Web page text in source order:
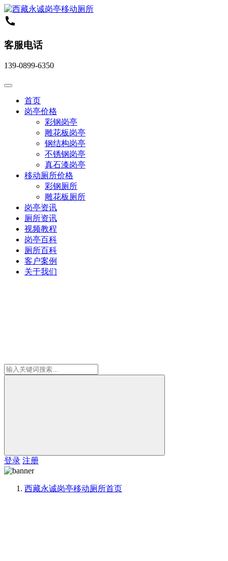
客服电话
139-0899-6350
首页
岗亭价格
彩钢岗亭
雕花板岗亭
钢结构岗亭
不锈钢岗亭
真石漆岗亭
移动厕所价格
彩钢厕所
雕花板厕所
岗亭资讯
厕所资讯
视频教程
岗亭百科
厕所百科
客户案例
关于我们
登录 注册
西藏永诚岗亭移动厕所首页